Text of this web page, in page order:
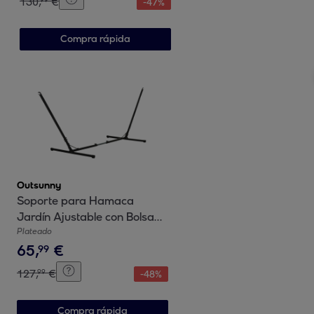
Estructura Metálica
Electrofórica para Patio,
Balcón, CremaCompra rápida
Outsunny
Soporte para Hamaca
Jardín Ajustable con Bolsa
de Transporte 308-
380x108x120 cm
Plateado
65,99 €
127,99 € -48%
Compra rápida